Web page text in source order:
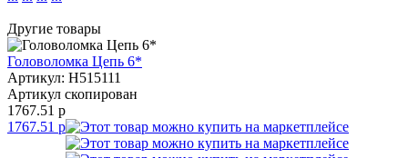
Другие товары
Головоломка Цепь 6*
Артикул: H515111
Артикул скопирован
1767.51 р
1767.51 р